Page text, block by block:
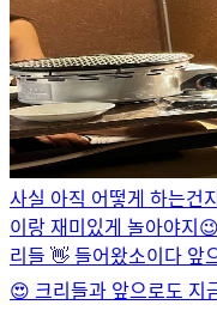
사실 아직 어떻게 하는건
이랑 재미있게 놀아야지
리들 👋 들어왔소이다 앞
😍 크리들과 앞으로도 지